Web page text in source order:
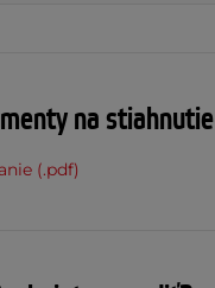
na stiahnutie
(.pdf)